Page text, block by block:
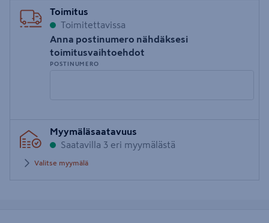
Toimitus
Toimitettavissa
Anna postinumero nähdäksesi
toimitusvaihtoehdot
POSTINUMERO
postinumero
Myymäläsaatavuus
Saatavilla 3 eri myymälästä
Valitse myymälä